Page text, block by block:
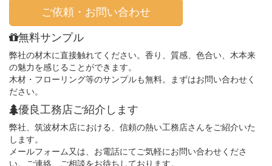
ご依頼・お問い合わせ
無料サンプル
弊社の材木に直接触れてください。香り、質感、色合い、木本来
の魅力を感じることができます。
木材・フローリング等のサンプルも無料。まずはお問い合わせく
ださい。
優良工務店ご紹介します
弊社、筑波材木店における、信頼の熱い工務店さんをご紹介いた
します。
メールフォーム又は、お電話にてご気軽にお問い合わせくださ
い。ご連絡、ご相談をお待ちしております。